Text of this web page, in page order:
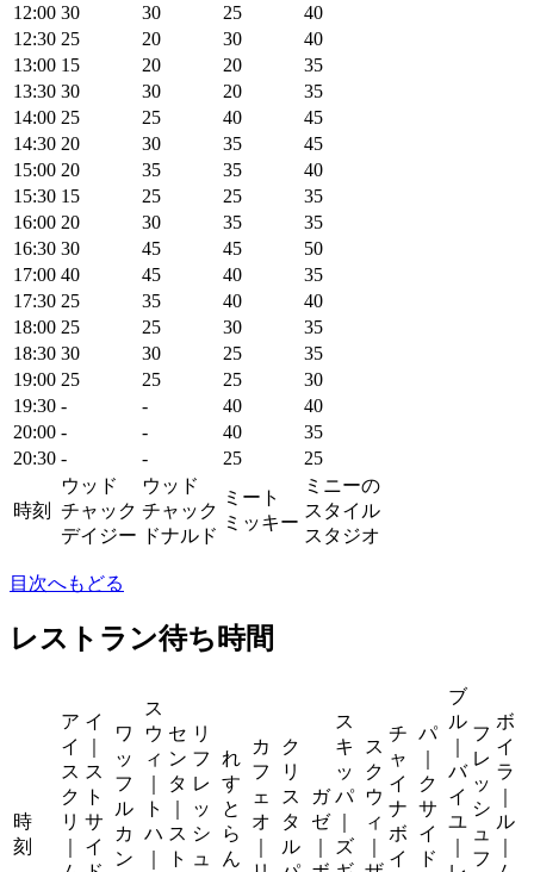
12:00 30 30 25
40
12:30 25 20 30
40
13:00 15 20 20
35
13:30 30 30 20
35
14:00 25 25 40
45
14:30 20 30 35
45
15:00 20 35 35
40
15:30 15 25 25
35
16:00 20 30 35
35
16:30 30 45 45
50
17:00 40 45 40
35
17:30 25 35 40
40
18:00 25 25 30
35
18:30 30 30 25
35
19:00 25 25 25
30
19:30 - - 40
40
20:00 - - 40
35
20:30 - - 25 25
時刻
ウッド
チャック
デイジー
ウッド
チャック
ドナルド
ミート
ミッキー
ミニーの
スタイル
スタジオ
目次へもどる
レストラン待ち時間
時
刻
ア
イ
ス
ク
リ
イ
ス
ト
サ
イ
ワ
ッ
フ
ル
カ
ン
ス
ウ
ィ
ト
ハ
セ
ン
タ
ス
ト
リ
フ
レ
ッ
シ
ュ
れ
す
と
ら
ん
カ
フ
ェ
オ
ク
リ
ス
タ
ル
ガ
ゼ
ス
キ
ッ
パ
ズ
ス
ク
ウ
ィ
チ
ャ
イ
ナ
ボ
イ
パ
ク
サ
イ
ド
ブ
ル
バ
イ
ユ
フ
レ
ッ
シ
ュ
フ
ボ
イ
ラ
ル